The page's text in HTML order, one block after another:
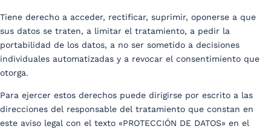
Tiene derecho a acceder, rectificar, suprimir, oponerse a que
sus datos se traten, a limitar el tratamiento, a pedir la
portabilidad de los datos, a no ser sometido a decisiones
individuales automatizadas y a revocar el consentimiento que
otorga.
Para ejercer estos derechos puede dirigirse por escrito a las
direcciones del responsable del tratamiento que constan en
este aviso legal con el texto «PROTECCIÓN DE DATOS» en el